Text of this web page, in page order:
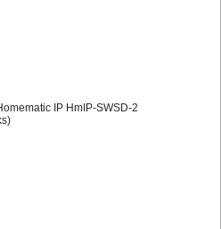
IP HmIP-SWSD-2